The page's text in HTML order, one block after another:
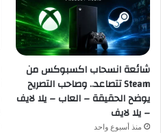
شائعة انسحاب اكسبوكس من
Steam تتصاعد.. وصاحب التصريح
يوضح الحقيقة – العاب – يلا لايف
– يلا لايف
منذ أسبوع واحد